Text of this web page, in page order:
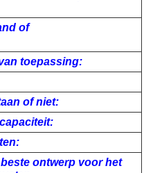
of
toepassing:
of niet:
ontwerp voor het